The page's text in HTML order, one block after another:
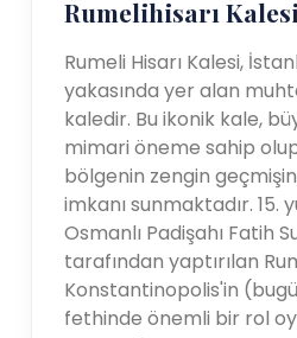
Rumelihisarı Kalesi
Rumeli Hisarı Kalesi,
yakasında yer alan
kaledir. Bu ikonik kale,
mimari öneme sahip
bölgenin zengin
imkanı sunmaktadır. 15.
Osmanlı Padişahı Fatih
tarafından yaptırılan
Konstantinopolis'in
fethinde önemli bir rol